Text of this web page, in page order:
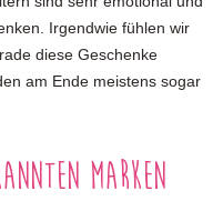
Irgendwie fühlen wir
diese Geschenke
am Ende meistens sogar
Marken